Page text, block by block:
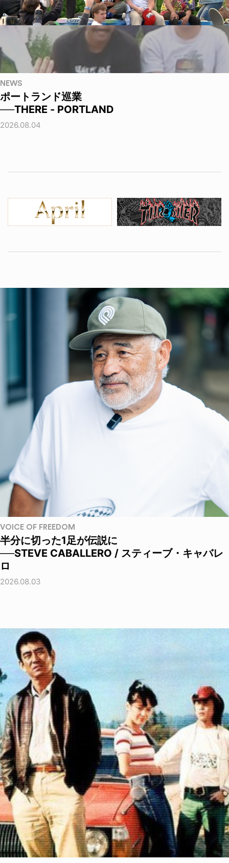
NEWS
ポートランド巡業
──THERE - PORTLAND
2026.08.04
VOICE OF FREEDOM
半分に切った1足が伝説に
──STEVE CABALLERO / スティーブ・キャバレ
ロ
2026.08.03